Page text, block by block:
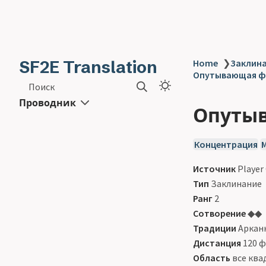
SF2E Translation
Поиск
Проводник
Home ❯
Опутывающая
Концентрация
Источник Player
Тип Заклинание
Ранг 2
Сотворение◆◆
Традиции
Дистанция 120
Область все